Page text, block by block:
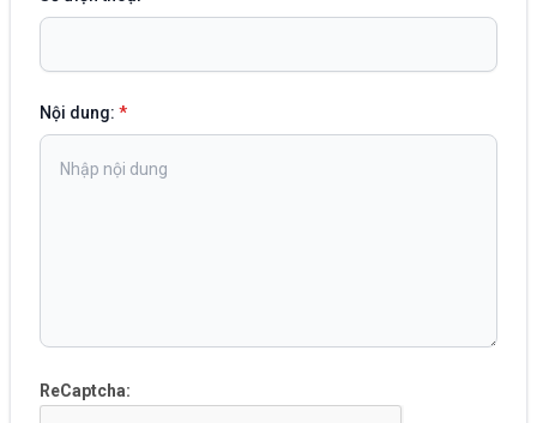
Nội dung: *
ReCaptcha: